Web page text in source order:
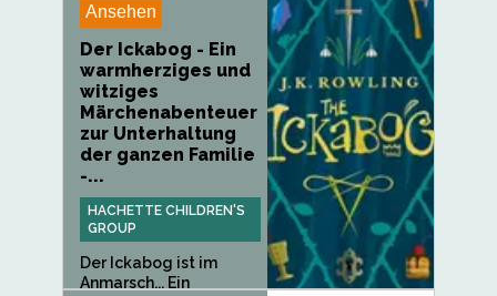
Ansehen
Der Ickabog - Ein
warmherziges und
witziges
Märchenabenteuer
zur Unterhaltung
der ganzen Familie
-...
HACHETTE CHILDREN'S
GROUP
Der Ickabog ist im
Anmarsch... Ein